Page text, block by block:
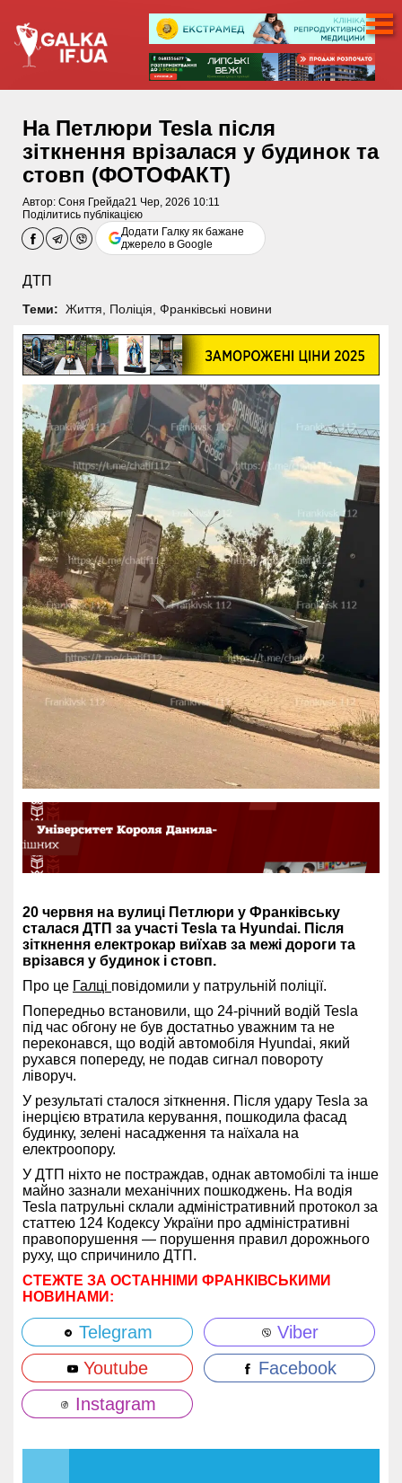
На Петлюри Tesla після
зіткнення врізалася у будинок та
стовп (ФОТОФАКТ)
Автор: Соня Грейда21 Чер, 2026 10:11
Поділитись публікацією
Додати Галку як бажане
джерело в Google
ДТП
Теми: Життя Поліція Франківські новини
20 червня на вулиці Петлюри у Франківську
сталася ДТП за участі Tesla та Hyundai. Після
зіткнення електрокар виїхав за межі дороги та
врізався у будинок і стовп.
Про це Галці повідомили у патрульній поліції.
Попередньо встановили, що 24-річний водій Tesla
під час обгону не був достатньо уважним та не
переконався, що водій автомобіля Hyundai, який
рухався попереду, не подав сигнал повороту
ліворуч.
У результаті сталося зіткнення. Після удару Tesla за
інерцією втратила керування, пошкодила фасад
будинку, зелені насадження та наїхала на
електроопору.
У ДТП ніхто не постраждав, однак автомобілі та інше
майно зазнали механічних пошкоджень. На водія
Tesla патрульні склали адміністративний протокол за
статтею 124 Кодексу України про адміністративні
правопорушення — порушення правил дорожнього
руху, що спричинило ДТП.
СТЕЖТЕ ЗА ОСТАННІМИ ФРАНКІВСЬКИМИ
НОВИНАМИ:
Telegram
Viber
Youtube
Facebook
Instagram